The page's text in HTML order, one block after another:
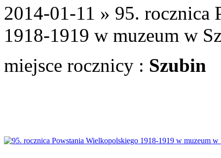
2014-01-11 » 95. rocznica
1918-1919 w muzeum w
miejsce rocznicy : Szubin